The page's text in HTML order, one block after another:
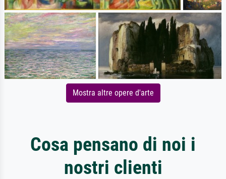
Mostra altre opere d'arte
Cosa pensano di noi i
nostri clienti